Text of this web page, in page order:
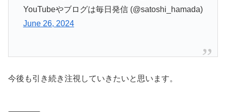
YouTubeやブログは毎日発信 (@satoshi_hamada)
June 26, 2024
今後も引き続き注視していきたいと思います。